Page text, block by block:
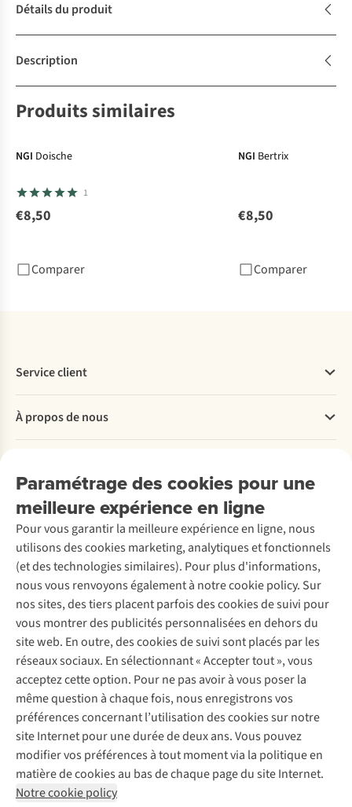
Détails du produit
Description
Produits similaires
NGI Doische
1
€8,50
Comparer
NGI Bertrix
€8,50
Comparer
Paramétrage des cookies pour une
meilleure expérience en ligne
Pour vous garantir la meilleure expérience en ligne, nous
utilisons des cookies marketing, analytiques et fonctionnels
(et des technologies similaires). Pour plus d'informations,
nous vous renvoyons également à notre cookie policy. Sur
nos sites, des tiers placent parfois des cookies de suivi pour
vous montrer des publicités personnalisées en dehors du
site web. En outre, des cookies de suivi sont placés par les
réseaux sociaux. En sélectionnant « Accepter tout », vous
acceptez cette option. Pour ne pas avoir à vous poser la
même question à chaque fois, nous enregistrons vos
préférences concernant l’utilisation des cookies sur notre
site Internet pour une durée de deux ans. Vous pouvez
modifier vos préférences à tout moment via la politique en
matière de cookies au bas de chaque page du site Internet.
Notre cookie policy
Service client
Commander
Payer
Retourner
Rétractation d'une commande
Entretien & réparations
Garantie
Contactez-nous
À propos de nous
Entreprise responsable
À propos d’Ayacucho
Nos magasins
À propos d’A.S.Adventure
Déclaration d'accessibilité
Location / Location sports d’hiver
Seconde-main
Entretien de ski
Service de lavage
Entretien de chaussures
Réparation de chaussures
Réparation de vêtements
Retouches
Pour les entreprises
Découvrez
A.S.Magazine
Explore Camp
Expertise & conseils
Abonnez-vous à la newsletter
Suivez-nous
Mentions légales
Politique de confidentialité
Conditions générales
Cookie Policy